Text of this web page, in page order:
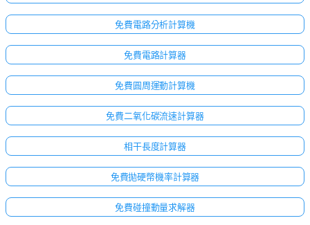
免費電路分析計算機
免費電路計算器
免費圓周運動計算機
免費二氧化碳流速計算器
相干長度計算器
免費拋硬幣機率計算器
免費碰撞動量求解器